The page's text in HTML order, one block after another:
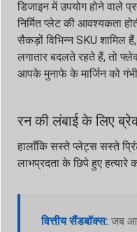
डिजाइन में उपयोग होने वाले
निर्मित प्लेट की आवश्यकता
सैकड़ों विभिन्न SKU शामिल
लगातार बदलते रहते हैं, तो
आपके मुनाफे के मार्जिन को
रन की लंबाई के लिए
हालाँकि सस्ते प्लेट्स सस्ते
लाभप्रदता के छिपे हुए हत्यारे
वित्तीय सैंडबॉक्स:जब